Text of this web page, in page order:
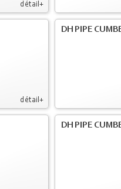
détail+
détail+
DH PIPE
DH PIPE